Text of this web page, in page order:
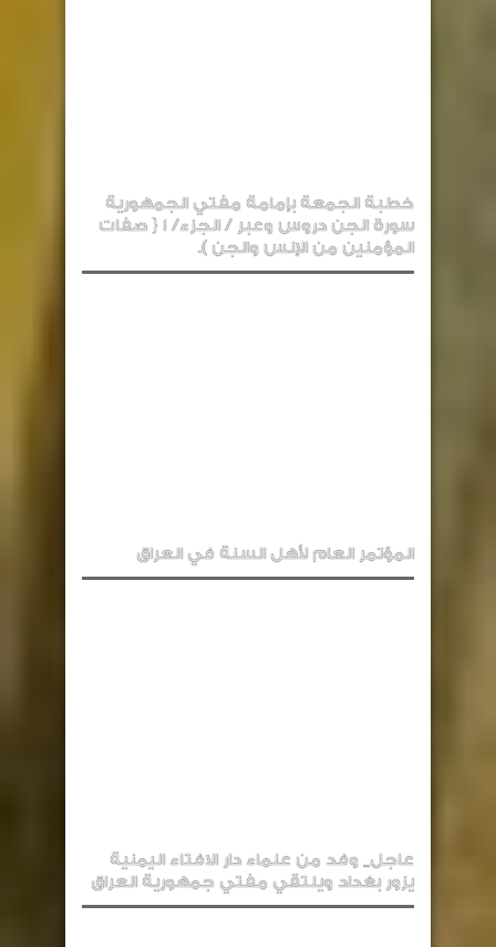
خطبة الجمعة بإمامة مفتي الجمهورية
سورة الجن دروس وعبر / الجزء/ 1 { صفات
المؤمنين من الإنس والجن ).
المؤتمر العام لأهل السنة في العراق
عاجل_ وفد من علماء دار الافتاء اليمنية
يزور بغداد ويلتقي مفتي جمهورية العراق